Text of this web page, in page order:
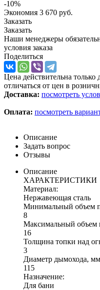
-10%
Экономия 3 670 руб.
Заказать
Заказать
Наши менеджеры
условия заказа
Поделиться
Цена действительна
отличаться от цен в
Доставка: посмотреть
Оплата: посмотреть
Описание
Задать вопрос
Отзывы
Описание
ХАРАКТЕРИСТИКИ
Материал:
Нержавеющая сталь
Минимальный объем
8
Максимальный объем
16
Толщина топки над
3
Диаметр дымохода,
115
Назначение:
Для бани